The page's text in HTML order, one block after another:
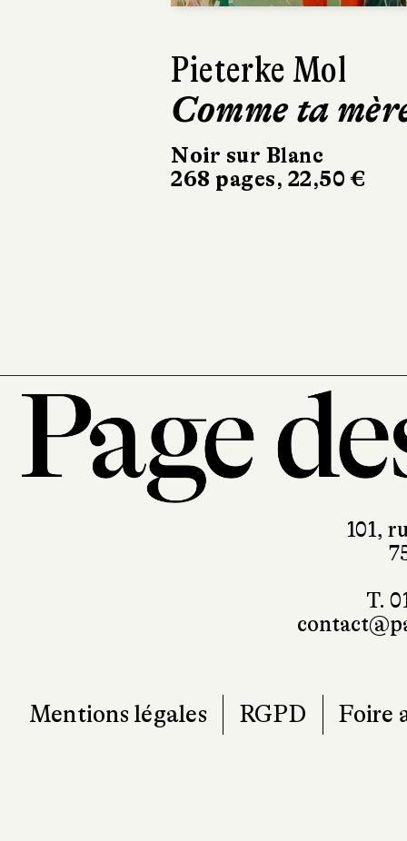
Pieterke Mol
Comme ta
Noir sur Blanc
268 pages, 22,50 €
Ásta
Sigurdardóttir
Dehors, c’est
printemps
101,
T.
Mentions légales RGPD Foire